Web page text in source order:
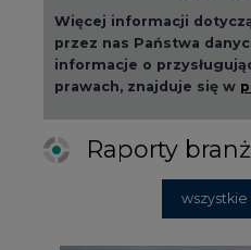
po węglu"? (raport)